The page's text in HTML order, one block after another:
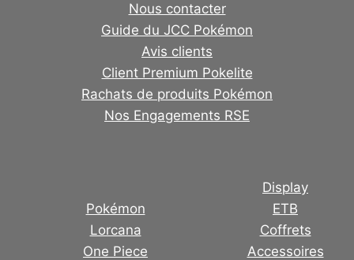
Nous contacter
Guide du JCC Pokémon
Avis clients
Client Premium Pokelite
Rachats de produits Pokémon
Nos Engagements RSE
Pokémon
Lorcana
One Piece
Display
ETB
Coffrets
Accessoires